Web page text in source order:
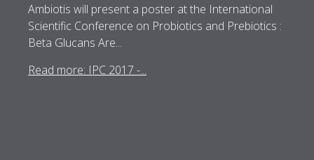
Ambiotis will present a poster at the International
Scientific Conference on Probiotics and Prebiotics :
Beta Glucans Are...
Read more: IPC 2017 -...